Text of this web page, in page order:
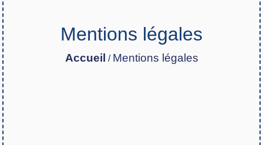
Mentions légales
Accueil / Mentions légales